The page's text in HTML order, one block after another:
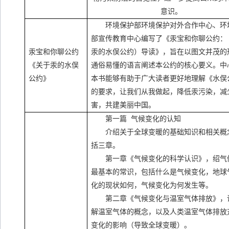
意识。
汞宝和你聊公约
《关于汞的水俣
公约》
环境保护部环境保护对外合作中心、环
部宣传教育中心编写了《汞宝和你聊公约：
汞的水俣公约）导读》，旨在以图文并茂的
通俗易懂的语言阐述本公约的核心要义。中
本书能够有助于广大读者更好地理解《水俣
的要求，让我们从我做起，降低汞污染，减
害，共建美丽中国。
第一篇
气候变化的认知
介绍关于全球变暖的基础知识和相关概
括三章。
第一章《气候变化的科学认识》，绍气
最基本的常识，包括什么是气候变化，地球
化的现状如何，气候变化为何发生等。
第二章《气候变化与温室气体排放》，
解温室气体的概念，以及人类温室气体排放
变化的影响（导致全球变暖）。